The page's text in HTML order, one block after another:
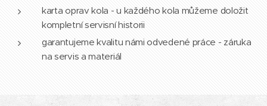
karta oprav kola - u každého kola můžeme doložit
kompletní servisní historii
garantujeme kvalitu námi odvedené práce - záruka
na servis a materiál